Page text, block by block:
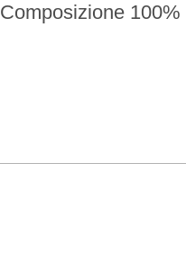
Composizione 100%